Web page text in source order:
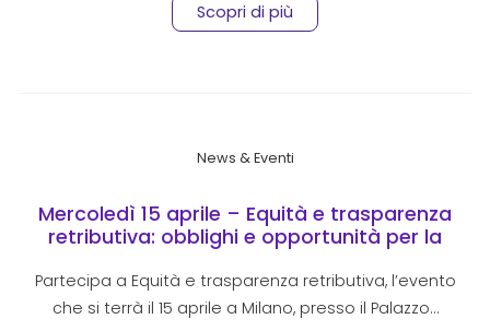
Scopri di più
News & Eventi
Mercoledì 15 aprile – Equità e trasparenza
retributiva: obblighi e opportunità per la
Partecipa a Equità e trasparenza retributiva, l’evento
che si terrà il 15 aprile a Milano, presso il Palazzo…